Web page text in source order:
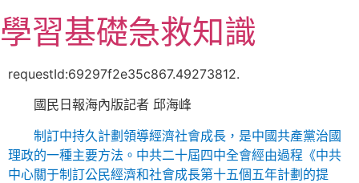
至
主
學習基礎急救知識
requestId:69297f2e35c867.49273812.
國民日報海內版記者 邱海峰
制訂中持久計劃領導經濟社會成長，是中國共產黨治國
理政的一種主要方法。中共二十屆四中全會經由過程《中共
中心關于制訂公民經濟和社會成長第十五個五年計劃的提